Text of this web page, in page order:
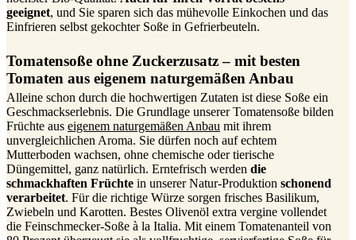
geeignet, und Sie sparen sich das mühevolle Einkochen und das
Einfrieren selbst gekochter Soße in Gefrierbeuteln.
Tomatensoße ohne Zuckerzusatz – mit besten
Tomaten aus eigenem naturgemäßen Anbau
Alleine schon durch die hochwertigen Zutaten ist diese Soße ein
Geschmackserlebnis. Die Grundlage unserer Tomatensoße bilden
Früchte aus eigenem naturgemäßen Anbau mit ihrem
unvergleichlichen Aroma. Sie dürfen noch auf echtem
Mutterboden wachsen, ohne chemische oder tierische
Düngemittel, ganz natürlich. Erntefrisch werden die
schmackhaften Früchte in unserer Natur-Produktion schonend
verarbeitet. Für die richtige Würze sorgen frisches Basilikum,
Zwiebeln und Karotten. Bestes Olivenöl extra vergine vollendet
die Feinschmecker-Soße à la Italia. Mit einem Tomatenanteil von